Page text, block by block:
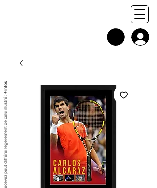
+ infos